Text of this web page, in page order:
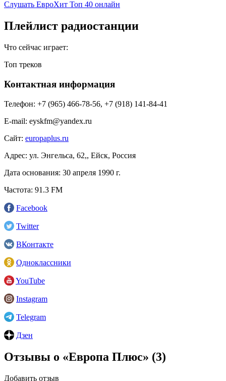
Слушать ЕвроХит Топ 40 онлайн
Плейлист радиостанции
Что сейчас играет:
Топ треков
Контактная информация
Телефон: +7 (965) 466-78-56, +7 (918) 141-84-41
E-mail: eyskfm@yandex.ru
Сайт: europaplus.ru
Адрес: ул. Энгельса, 62,, Ейск, Россия
Дата основания: 30 апреля 1990 г.
Частота: 91.3 FM
Facebook
Twitter
ВКонтакте
Одноклассники
YouTube
Instagram
Telegram
Дзен
Отзывы о «Европа Плюс» (3)
Добавить отзыв